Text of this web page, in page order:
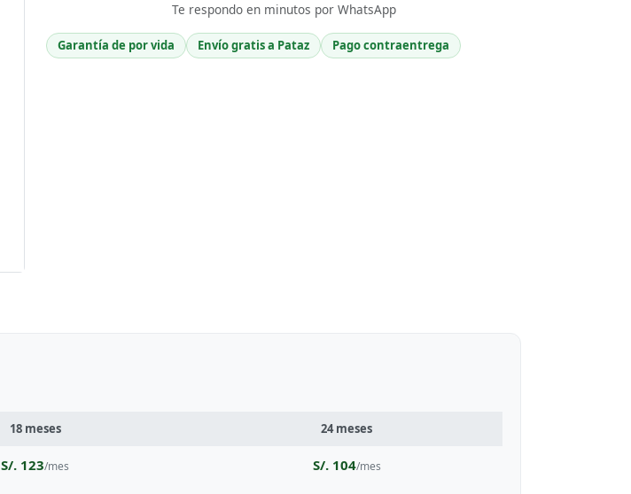
Te respondo en minutos por WhatsApp
Garantía de por vida Envío gratis a Pataz Pago contraentrega
18 meses 24 meses
S/. 123/mes S/. 104/mes